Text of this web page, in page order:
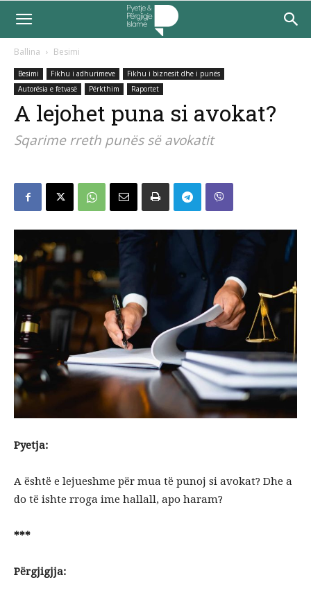
Ballina Besimi
Besimi Fikhu i adhurimeve
Fikhu i biznesit dhe i punës
Autorësia e fetvasë
Përkthim Raportet
A lejohet puna si avokat?
Sqarime rreth punës së avokatit
Pyetja:
A është e lejueshme për mua të punoj si avokat? Dhe a
do të ishte rroga ime hallall, apo haram?
***
Përgjigjja: